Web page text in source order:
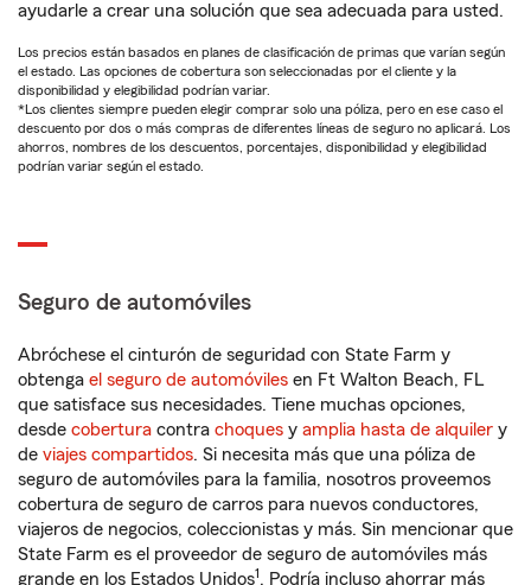
ayudarle a crear una solución que sea adecuada para usted.
Los precios están basados en planes de clasificación de primas que varían según
el estado. Las opciones de cobertura son seleccionadas por el cliente y la
disponibilidad y elegibilidad podrían variar.
*Los clientes siempre pueden elegir comprar solo una póliza, pero en ese caso el
descuento por dos o más compras de diferentes líneas de seguro no aplicará. Los
ahorros, nombres de los descuentos, porcentajes, disponibilidad y elegibilidad
podrían variar según el estado.
Seguro de automóviles
Abróchese el cinturón de seguridad con State Farm y
obtenga el seguro de automóviles en Ft Walton Beach, FL
que satisface sus necesidades. Tiene muchas opciones,
desde cobertura contra choques y amplia hasta de alquiler y
de viajes compartidos. Si necesita más que una póliza de
seguro de automóviles para la familia, nosotros proveemos
cobertura de seguro de carros para nuevos conductores,
viajeros de negocios, coleccionistas y más. Sin mencionar que
State Farm es el proveedor de seguro de automóviles más
grande en los Estados Unidos1. Podría incluso ahorrar más